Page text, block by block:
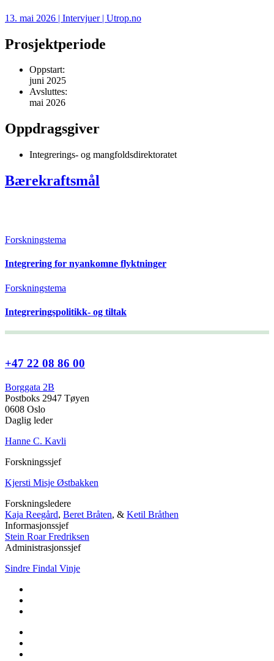
13. mai 2026 | Intervjuer | Utrop.no
Prosjektperiode
Oppstart:
juni 2025
Avsluttes:
mai 2026
Oppdragsgiver
Integrerings- og mangfoldsdirektoratet
Bærekraftsmål
Forskningstema
Integrering for nyankomne flyktninger
Forskningstema
Integreringspolitikk- og tiltak
+47 22 08 86 00
Borggata 2B
Postboks 2947 Tøyen
0608 Oslo
Daglig leder
Hanne C. Kavli
Forskningssjef
Kjersti Misje Østbakken
Forskningsledere
Kaja Reegård, Beret Bråten, & Ketil Bråthen
Informasjonssjef
Stein Roar Fredriksen
Administrasjonssjef
Sindre Findal Vinje